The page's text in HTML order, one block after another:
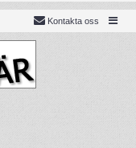
Kontakta oss